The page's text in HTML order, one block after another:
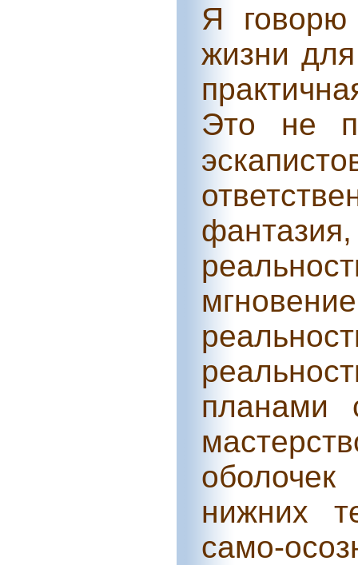
Я
жизни
Это не
планами
нижних
само-